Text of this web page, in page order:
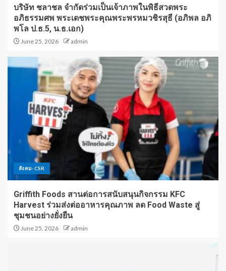
บริษัท ชลาชล จำกัดร่วมเป็นเจ้าภาพในพิธีสวดพระ
อภิธรรมศพ พระเดชพระคุณพระพรหมวชิรสุธี (อภิพล อภิ
พโล ป.ธ.5, น.ธ.เอก)
June 25, 2026 admin
สังคม-CSR
Griffith Foods สานต่อการสนับสนุนกิจกรรม KFC
Harvest ร่วมส่งต่ออาหารคุณภาพ ลด Food Waste สู่
ชุมชนอย่างยั่งยืน
June 25, 2026 admin